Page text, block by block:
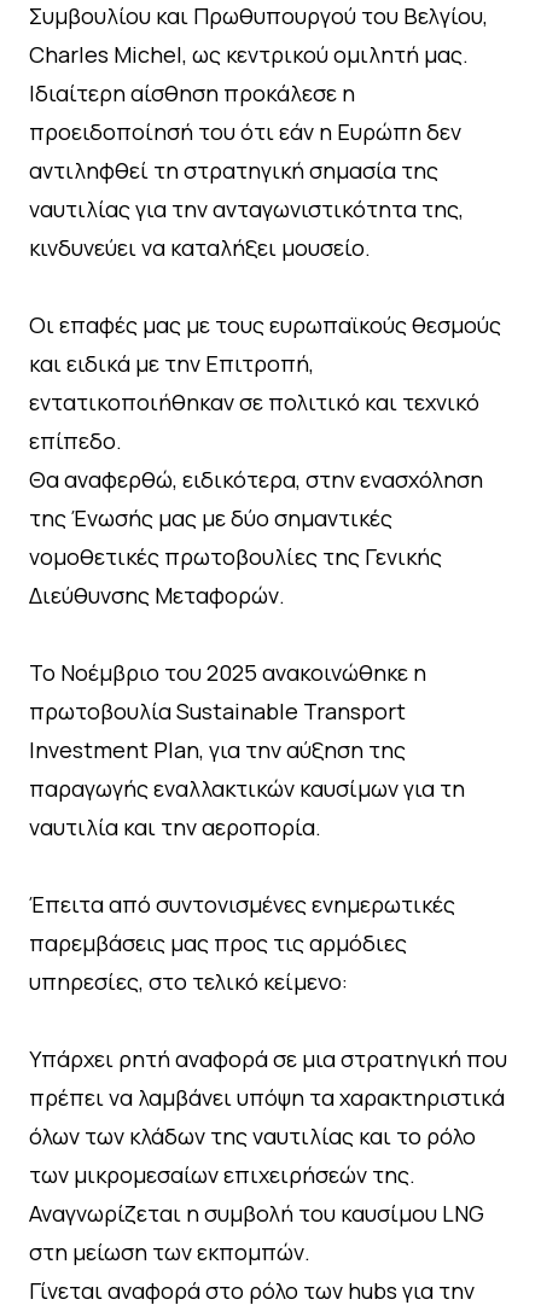
Συμβουλίου και Πρωθυπουργού του Βελγίου,
Charles Michel, ως κεντρικού ομιλητή μας.
Ιδιαίτερη αίσθηση προκάλεσε η
προειδοποίησή του ότι εάν η Ευρώπη δεν
αντιληφθεί τη στρατηγική σημασία της
ναυτιλίας για την ανταγωνιστικότητα της,
κινδυνεύει να καταλήξει μουσείο.
Οι επαφές μας με τους ευρωπαϊκούς θεσμούς
και ειδικά με την Επιτροπή,
εντατικοποιήθηκαν σε πολιτικό και τεχνικό
επίπεδο.
Θα αναφερθώ, ειδικότερα, στην ενασχόληση
της Ένωσής μας με δύο σημαντικές
νομοθετικές πρωτοβουλίες της Γενικής
Διεύθυνσης Μεταφορών.
Το Νοέμβριο του 2025 ανακοινώθηκε η
πρωτοβουλία Sustainable Transport
Investment Plan, για την αύξηση της
παραγωγής εναλλακτικών καυσίμων για τη
ναυτιλία και την αεροπορία.
Έπειτα από συντονισμένες ενημερωτικές
παρεμβάσεις μας προς τις αρμόδιες
υπηρεσίες, στο τελικό κείμενο:
Υπάρχει ρητή αναφορά σε μια στρατηγική που
πρέπει να λαμβάνει υπόψη τα χαρακτηριστικά
όλων των κλάδων της ναυτιλίας και το ρόλο
των μικρομεσαίων επιχειρήσεών της.
Αναγνωρίζεται η συμβολή του καυσίμου LNG
στη μείωση των εκπομπών.
Γίνεται αναφορά στο ρόλο των hubs για την